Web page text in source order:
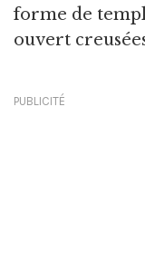
forme de
ouvert
PUBLICITÉ